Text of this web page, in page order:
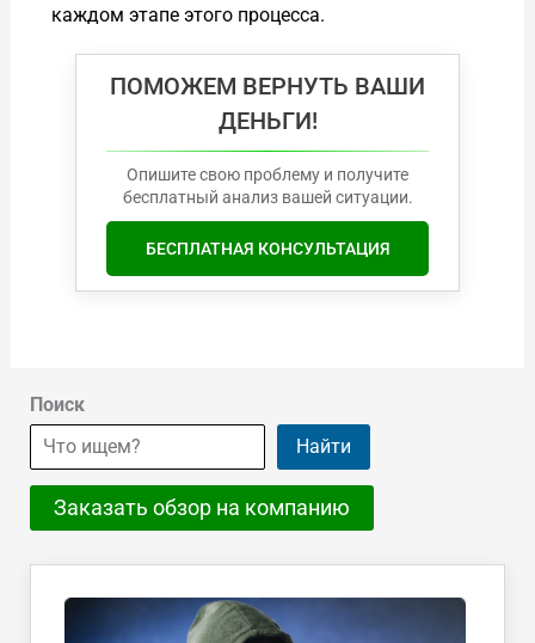
каждом этапе этого процесса.
ПОМОЖЕМ ВЕРНУТЬ ВАШИ
ДЕНЬГИ!
Опишите свою проблему и получите
бесплатный анализ вашей ситуации.
БЕСПЛАТНАЯ КОНСУЛЬТАЦИЯ
Поиск
Найти
Заказать обзор на компанию